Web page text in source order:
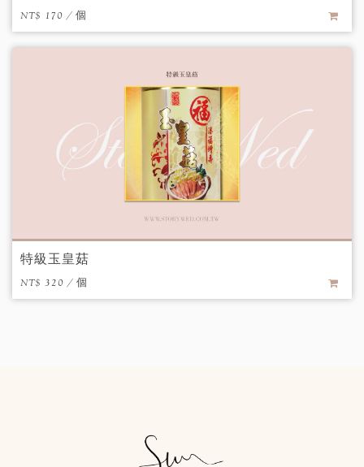
NT$ 170 / 個
特級玉皇菇
NT$ 320 / 個